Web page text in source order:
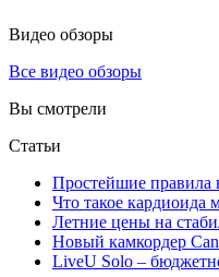
Видео обзоры
Все видео обзоры
Вы смотрели
Статьи
Простейшие правила
Что такое кардиоида
Летние цены на
Новый камкордер
LiveU Solo –